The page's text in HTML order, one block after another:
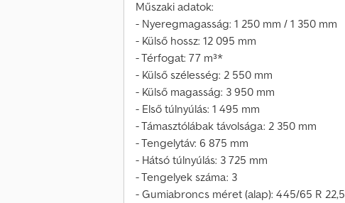
Műszaki adatok:
- Nyeregmagasság: 1 250 mm / 1 350 mm
- Külső hossz: 12 095 mm
- Térfogat: 77 m³*
- Külső szélesség: 2 550 mm
- Külső magasság: 3 950 mm
- Első túlnyúlás: 1 495 mm
- Támasztólábak távolsága: 2 350 mm
- Tengelytáv: 6 875 mm
- Hátsó túlnyúlás: 3 725 mm
- Tengelyek száma: 3
- Gumiabroncs méret (alap): 445/65 R 22,5